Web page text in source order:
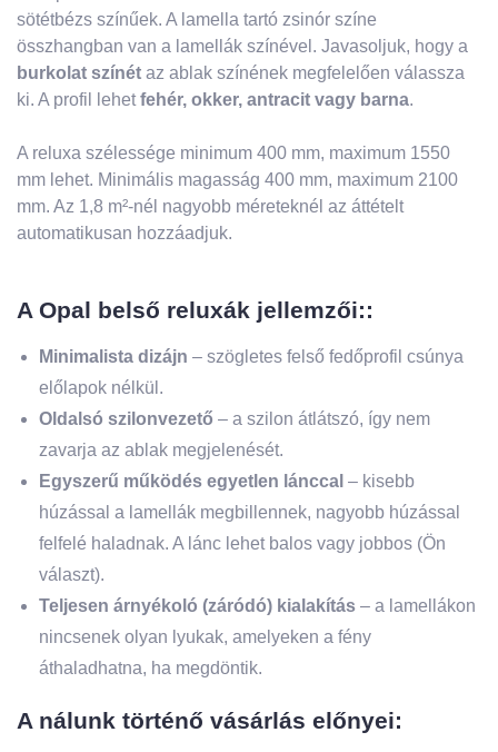
sötétbézs színűek. A lamella tartó zsinór színe
összhangban van a lamellák színével. Javasoljuk, hogy a
burkolat színét az ablak színének megfelelően válassza
ki. A profil lehetfehér, okker, antracit vagy barna.
A reluxa szélessége minimum 400 mm, maximum 1550
mm lehet. Minimális magasság 400 mm, maximum 2100
mm. Az 1,8 m²-nél nagyobb méreteknél az áttételt
automatikusan hozzáadjuk.
A Opal belső reluxák jellemzői::
Minimalista dizájn – szögletes felső fedőprofil csúnya
előlapok nélkül.
Oldalsó szilonvezető – a szilon átlátszó, így nem
zavarja az ablak megjelenését.
Egyszerű működés egyetlen lánccal – kisebb
húzással a lamellák megbillennek, nagyobb húzással
felfelé haladnak. A lánc lehet balos vagy jobbos (Ön
választ).
Teljesen árnyékoló (záródó) kialakítás – a lamellákon
nincsenek olyan lyukak, amelyeken a fény
áthaladhatna, ha megdöntik.
A nálunk történő vásárlás előnyei: